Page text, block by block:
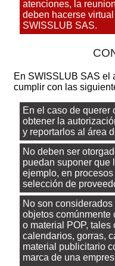
atenciones, la
deben hacerse
SWISSLUB SAS.
En SWISSLUB SAS el
cumplir con las
En el caso de querer
obtener la
y reportarlos al área
No deben ser
puedan suponer que
ejemplo, en
selección de
No son
objetos comúnmente
o material POP,
calendarios, gorras,
material publicitario
marca de una